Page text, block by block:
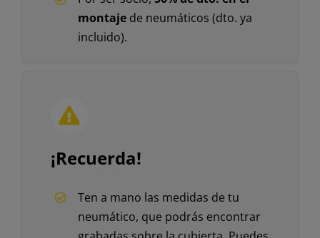
montaje de neumáticos (dto. ya
incluido).
¡Recuerda!
Ten a mano las medidas de tu
neumático, que podrás encontrar